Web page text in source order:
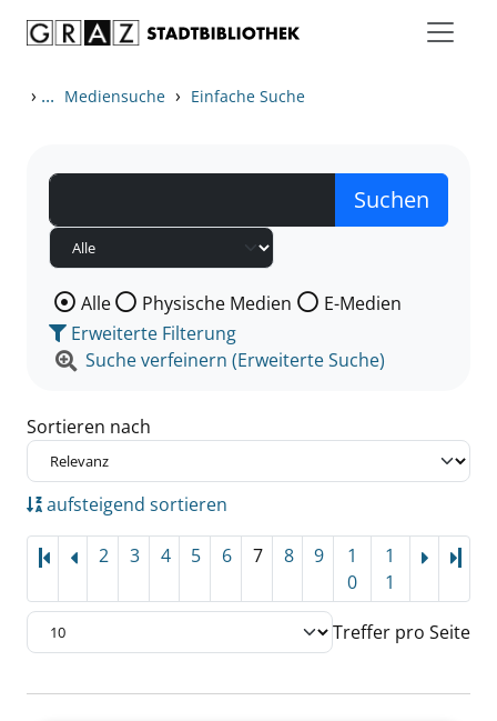
› ... Mediensuche › Einfache Suche
Wählen Sie die Medienart nach der Sie suchen wollen.
Alle Physische Medien
E-Medien
Erweiterte Filterung
Suche verfeinern (Erweiterte Suche)
Sortieren nach
aufsteigend sortieren
2 3 4 5 6 7 8 9
1
0
1
1
Treffer pro Seite